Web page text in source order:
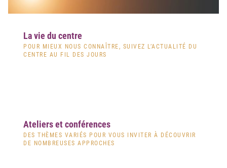
La vie du centre
POUR MIEUX NOUS CONNAÎTRE, SUIVEZ L’ACTUALITÉ DU
CENTRE AU FIL DES JOURS
Ateliers et conférences
DES THÈMES VARIÉS POUR VOUS INVITER À DÉCOUVRIR
DE NOMBREUSES APPROCHES